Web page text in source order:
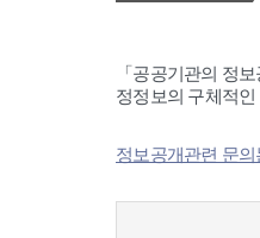
「공공기관의 정
정정보의 구체적인
정보공개관련 문